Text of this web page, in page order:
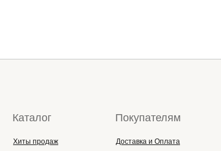
Каталог
Хиты продаж Доставка и Оплата
Покупателям